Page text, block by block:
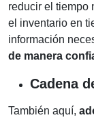
reducir el tiempo
el inventario en
información
de manera
Cadena
También aquí,